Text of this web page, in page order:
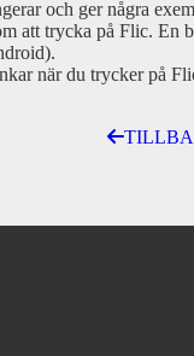
och ger några
att trycka på Flic.
när du trycker